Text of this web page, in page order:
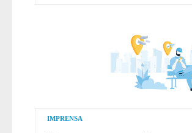
IMPRENSA